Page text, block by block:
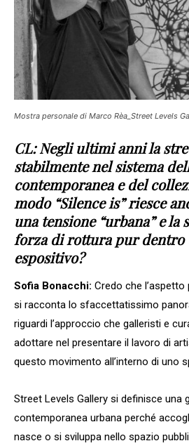
Mostra personale di Marco Rèa_Street Levels
CL:Negli ultimi anni la
stabilmente nel sistema
contemporanea e del
modo “Silence is” riesce
una tensione “urbana” e la
forza di rottura pur dentro
espositivo?
Sofia Bonacchi: Credo che
si racconta lo sfaccettatissimo
riguardi l’approccio che galleristi e
adottare nel presentare il lavoro di
questo movimento all’interno di uno
Street Levels Gallery si definisce una
contemporanea urbana perché
nasce o si sviluppa nello spazio